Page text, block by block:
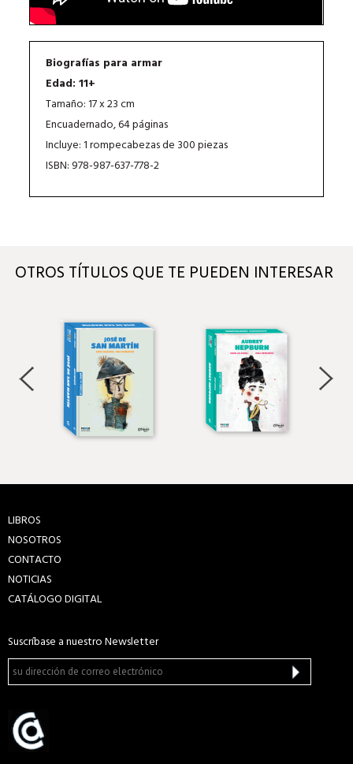
Biografías para armar
Edad: 11+
Tamaño: 17 x 23 cm
Encuadernado, 64 páginas
Incluye: 1 rompecabezas de 300 piezas
ISBN: 978-987-637-778-2
OTROS TÍTULOS QUE TE PUEDEN INTERESAR
LIBROS
NOSOTROS
CONTACTO
NOTICIAS
CATÁLOGO DIGITAL
Suscríbase a nuestro Newsletter